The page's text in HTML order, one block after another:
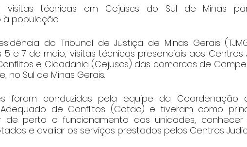
visitas técnicas em Cejuscs do Sul de Minas
população.
do Tribunal de Justiça de Minas Gerais
5 e 7 de maio, visitas técnicas presenciais aos Centros
e Cidadania (Cejuscs) das comarcas de
no Sul de Minas Gerais.
foram conduzidas pela equipe da Coordenação
de Conflitos (Cotac) e tiveram como
de perto o funcionamento das unidades,
e avaliar os serviços prestados pelos Centros